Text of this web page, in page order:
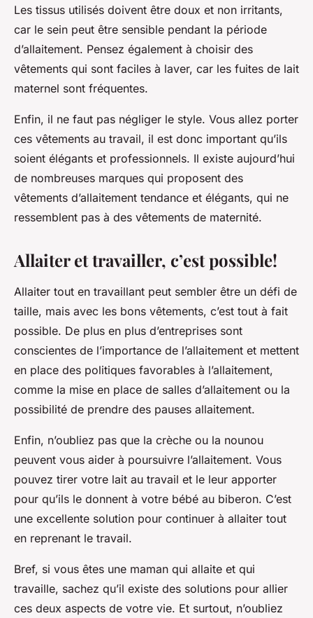
Les tissus utilisés doivent être doux et non irritants,
car le sein peut être sensible pendant la période
d’allaitement. Pensez également à choisir des
vêtements qui sont faciles à laver, car les fuites de lait
maternel sont fréquentes.
Enfin, il ne faut pas négliger le style. Vous allez porter
ces vêtements au travail, il est donc important qu’ils
soient élégants et professionnels. Il existe aujourd’hui
de nombreuses marques qui proposent des
vêtements d’allaitement tendance et élégants, qui ne
ressemblent pas à des vêtements de maternité.
Allaiter et travailler, c’est possible!
Allaiter tout en travaillant peut sembler être un défi de
taille, mais avec les bons vêtements, c’est tout à fait
possible. De plus en plus d’entreprises sont
conscientes de l’importance de l’allaitement et mettent
en place des politiques favorables à l’allaitement,
comme la mise en place de salles d’allaitement ou la
possibilité de prendre des pauses allaitement.
Enfin, n’oubliez pas que la crèche ou la nounou
peuvent vous aider à poursuivre l’allaitement. Vous
pouvez tirer votre lait au travail et le leur apporter
pour qu’ils le donnent à votre bébé au biberon. C’est
une excellente solution pour continuer à allaiter tout
en reprenant le travail.
Bref, si vous êtes une maman qui allaite et qui
travaille, sachez qu’il existe des solutions pour allier
ces deux aspects de votre vie. Et surtout, n’oubliez